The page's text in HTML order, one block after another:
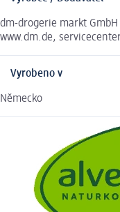
dm-drogerie markt GmbH
www.dm.de,
Vyrobeno v
Německo